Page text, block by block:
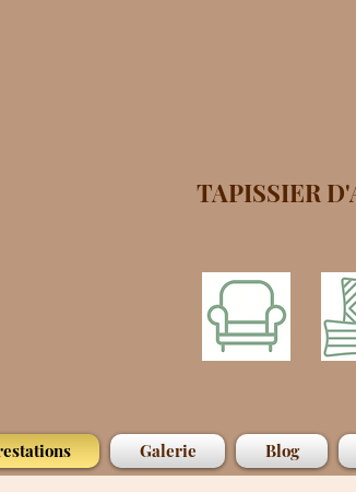
TAPISSIER
Galerie Blog